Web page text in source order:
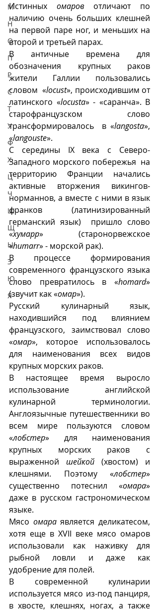
М
Н
О
П
Р
С
Т
У
Ф
Х
Ц
Ч
Ш
Щ
Ы
Э
Ю
Я
Истинных омаров отличают по
наличию очень больших клешней
на первой паре ног, и меньших на
второй и третьей парах.
В античные времена для
обозначения крупных раков
жители Галлии пользовались
словом  «locust», происходившим от
латинского «locusta» - «саранча». В
старофранцузском слово
трансформировалось  в «langosta»,
«langouste».
С середины IX века с Северо-
Западного морского побережья  на
территорию Франции начались
активные вторжения викингов-
норманнов, а вместе с ними в язык
франков (латинизированный
германский язык)  пришло слово
«хумарр» (старонорвежское
«humarr» - морской рак).
В процессе формирования
современного французского языка
слово превратилось в «homard»
(звучит как «омар»).
Русский кулинарный язык,
находившийся под влиянием
французского, заимствовал слово
«омар», которое использовалось
для наименования всех видов
крупных морских раков.
В настоящее время выросло
использование английской
кулинарной терминологии.
Англоязычные путешественники во
всем мире пользуются словом
«лобстер» для наименования
крупных морских раков с
выраженной шейкой (хвостом) и
клешнями. Поэтому «лобстер»
существенно потеснил «омара»
даже в русском гастрономическом
языке.
Мясо омара является деликатесом,
хотя еще в XVII веке мясо омаров
использовали как наживку для
рыбной ловли и даже как
удобрение для полей.
В современной кулинарии
используется мясо из-под панциря,
в хвосте, клешнях, ногах, а также